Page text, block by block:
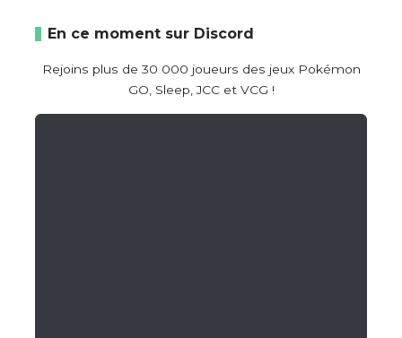
En ce moment sur Discord
Rejoins plus de 30 000 joueurs des jeux Pokémon
GO, Sleep, JCC et VCG !